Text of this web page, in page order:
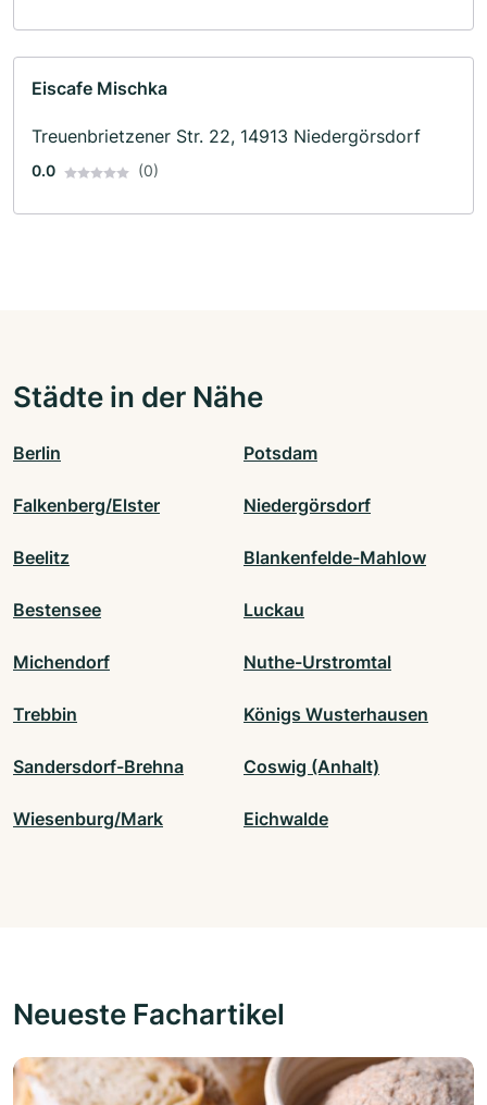
Eiscafe Mischka
Treuenbrietzener Str. 22, 14913 Niedergörsdorf
0.0 (0)
Städte in der Nähe
Berlin Potsdam
Falkenberg/Elster Niedergörsdorf
Beelitz Blankenfelde-Mahlow
Bestensee Luckau
Michendorf Nuthe-Urstromtal
Trebbin Königs Wusterhausen
Sandersdorf-Brehna Coswig (Anhalt)
Wiesenburg/Mark Eichwalde
Neueste Fachartikel